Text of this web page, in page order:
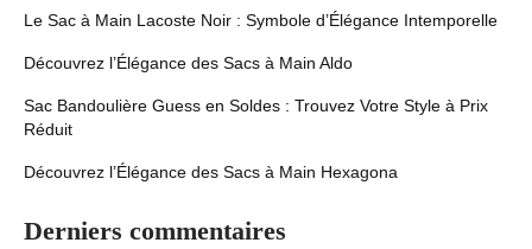
Le Sac à Main Lacoste Noir : Symbole d’Élégance Intemporelle
Découvrez l’Élégance des Sacs à Main Aldo
Sac Bandoulière Guess en Soldes : Trouvez Votre Style à Prix
Réduit
Découvrez l’Élégance des Sacs à Main Hexagona
Derniers commentaires